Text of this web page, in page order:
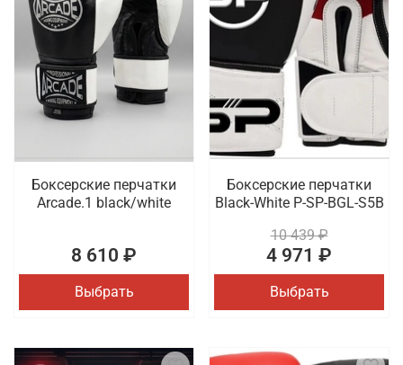
Боксерские перчатки
Arcade.1 black/white
8 610 ₽
Выбрать
Боксерские перчатки
Black-White P-SP-BGL-S5B
10 439 ₽
4 971 ₽
Выбрать